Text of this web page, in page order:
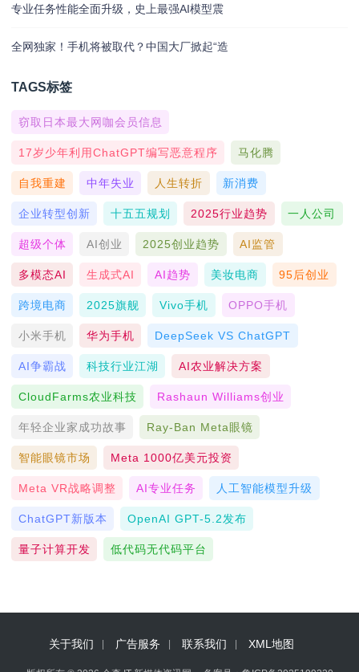
专业任务性能全面升级，史上最强AI模型震
全网独家！手机将被取代？中国大厂掀起“造
TAGS标签
窃取日本最大网咖会员信息
17岁少年利用ChatGPT编写恶意程序 马化腾
自我重建 中年失业 人生转折 新消费
企业转型创新 十五五规划 2025行业趋势 一人公司
超级个体 AI创业 2025创业趋势 AI监管
多模态AI 生成式AI AI趋势 美妆电商 95后创业
跨境电商 2025旗舰 Vivo手机 OPPO手机
小米手机 华为手机 DeepSeek VS ChatGPT
AI争霸战 科技行业江湖 AI农业解决方案
CloudFarms农业科技 Rashaun Williams创业
年轻企业家成功故事 Ray-Ban Meta眼镜
智能眼镜市场 Meta 1000亿美元投资
Meta VR战略调整 AI专业任务 人工智能模型升级
ChatGPT新版本 OpenAI GPT-5.2发布
量子计算开发 低代码无代码平台
关于我们 广告服务 联系我们 XML地图